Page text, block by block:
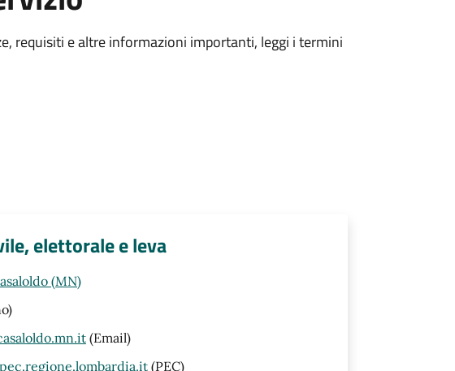
requisiti e altre informazioni importanti, leggi i termini
elettorale e leva
(MN)
(Email)
(PEC)